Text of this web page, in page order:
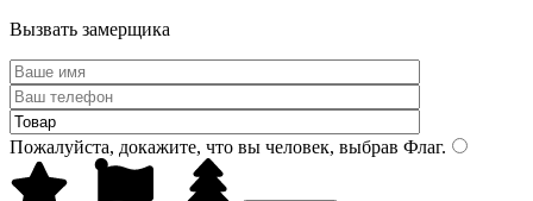
Вызвать замерщика
Пожалуйста, докажите, что вы человек, выбрав Флаг.